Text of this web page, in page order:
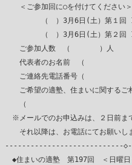
＜ご参加回に○を付けてください＞
（　）3月6日(土）第１回
（　）3月6日(土）第２回
ご参加人数　（　　　　）人
代表者のお名前　（　　　　　　
ご連絡先電話番号（　　　　　　
ご希望の適塾、住まいに関するご
（　　　　　　　　　　　　　　
※メールでのお申込みは、２日前ま
それ以降は、お電話にてお願いし
----------------------------
◆住まいの適塾　第197回　＜日曜